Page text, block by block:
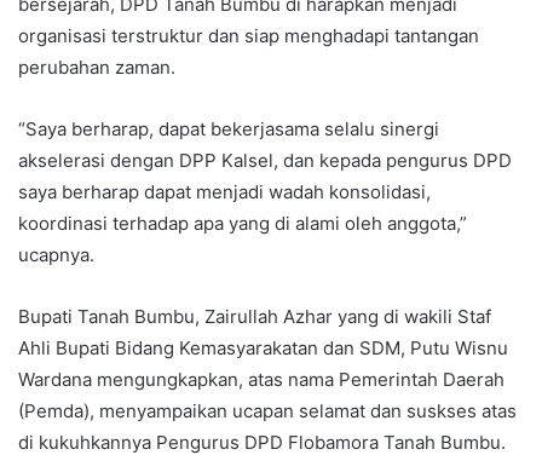
organisasi terstruktur dan siap menghadapi tantangan
perubahan zaman.
“Saya berharap, dapat bekerjasama selalu sinergi
akselerasi dengan DPP Kalsel, dan kepada pengurus DPD
saya berharap dapat menjadi wadah konsolidasi,
koordinasi terhadap apa yang di alami oleh anggota,”
ucapnya.
Bupati Tanah Bumbu, Zairullah Azhar yang di wakili Staf
Ahli Bupati Bidang Kemasyarakatan dan SDM, Putu Wisnu
Wardana mengungkapkan, atas nama Pemerintah Daerah
(Pemda), menyampaikan ucapan selamat dan suskses atas
di kukuhkannya Pengurus DPD Flobamora Tanah Bumbu.